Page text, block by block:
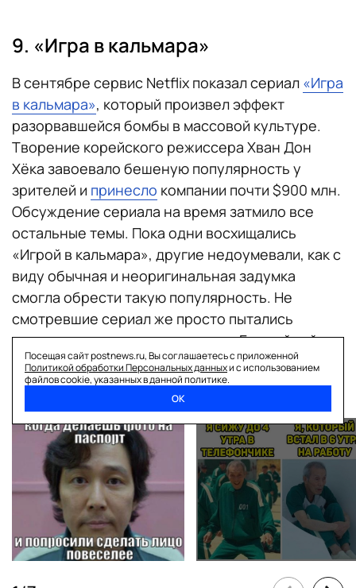
9. «Игра в кальмара»
В сентябре сервис Netflix показал сериал «Игра
в кальмара», который произвел эффект
разорвавшейся бомбы в массовой культуре.
Творение корейского режиссера Хван Дон
Хёка завоевало бешеную популярность у
зрителей и принесло компании почти $900 млн.
Обсуждение сериала на время затмило все
остальные темы. Пока одни восхищались
«Игрой в кальмара», другие недоумевали, как с
виду обычная и неоригинальная задумка
смогла обрести такую популярность. Не
смотревшие сериал же просто пытались
угадать его сюжет по названию. Бурный хайп
оставил в интернете заметный след — конечно
же, в виде кучи мемов.
Посещая сайт postnews.ru, Вы соглашаетесь с приложенной
Политикой обработки Персональных данныхи с использованием
файлов cookie, указанных в данной политике.
ОК